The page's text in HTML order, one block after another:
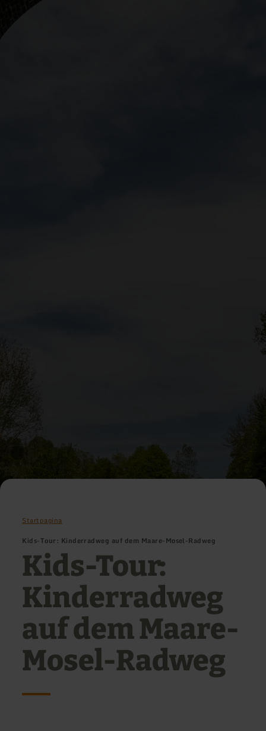
Startpagina
Kids-Tour: Kinderradweg auf dem Maare-Mosel-Radweg
Kids-Tour:
Kinderradweg
auf dem Maare-
Mosel-Radweg